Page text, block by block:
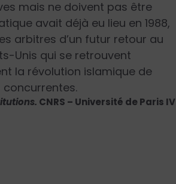
mais ne doivent pas être
avait déjà eu lieu en 1988,
arbitres d’un futur retour au
Unis qui se retrouvent
la révolution islamique de
concurrentes.
CNRS – Université de Paris IV